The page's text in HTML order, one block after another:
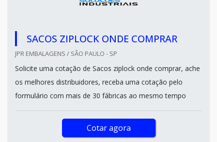
SACOS ZIPLOCK ONDE COMPRAR
JPR EMBALAGENS / SÃO PAULO - SP
Solicite uma cotação de Sacos ziplock onde comprar, ache
os melhores distribuidores, receba uma cotação pelo
formulário com mais de 30 fábricas ao mesmo tempo
Cotar agora